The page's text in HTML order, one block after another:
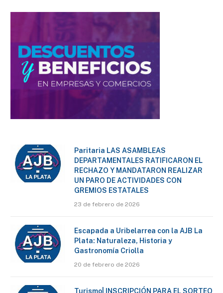
Paritaria LAS ASAMBLEAS
DEPARTAMENTALES RATIFICARON EL
RECHAZO Y MANDATARON REALIZAR
UN PARO DE ACTIVIDADES CON
GREMIOS ESTATALES
23 de febrero de 2026
Escapada a Uribelarrea con la AJB La
Plata: Naturaleza, Historia y
Gastronomía Criolla
20 de febrero de 2026
Turismo| INSCRIPCIÓN PARA EL SORTEO